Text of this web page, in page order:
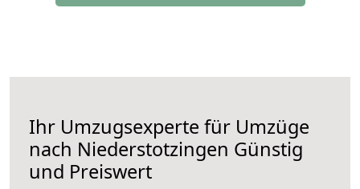
Ihr Umzugsexperte für Umzüge
nach Niederstotzingen Günstig
und Preiswert